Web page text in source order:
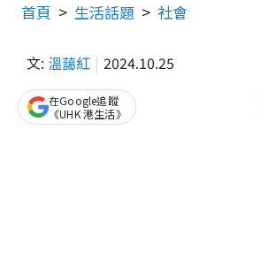
首頁 生活話題 社會
文: 溫藹紅 2024.10.25
在Google追蹤
《UHK 港生活》